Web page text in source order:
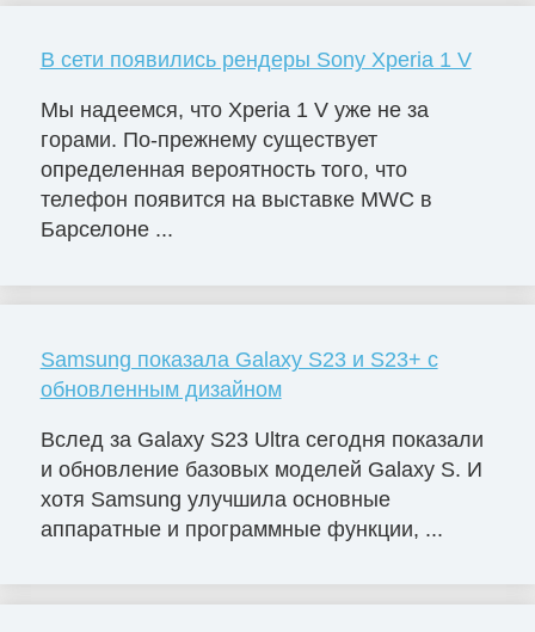
В сети появились рендеры Sony Xperia 1 V
Мы надеемся, что Xperia 1 V уже не за
горами. По-прежнему существует
определенная вероятность того, что
телефон появится на выставке MWC в
Барселоне ...
Samsung показала Galaxy S23 и S23+ с
обновленным дизайном
Вслед за Galaxy S23 Ultra сегодня показали
и обновление базовых моделей Galaxy S. И
хотя Samsung улучшила основные
аппаратные и программные функции, ...